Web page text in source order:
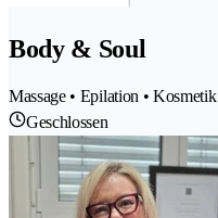
Body & Soul
Massage • Epilation • Kosmetik
Geschlossen